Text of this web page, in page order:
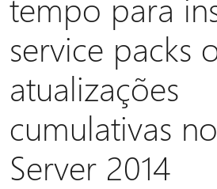
service packs
atualizações
cumulativas
Server 2014